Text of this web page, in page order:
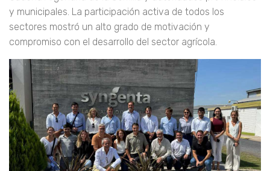
y municipales. La participación activa de todos los
sectores mostró un alto grado de motivación y
compromiso con el desarrollo del sector agrícola.